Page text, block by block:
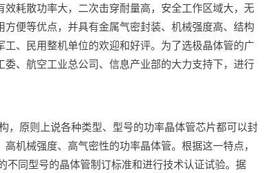
耗散功率大，二次击穿耐量高，安全工作区域大，无
便等优点，并具有金属气密封装、机械强度高、结构
、民用整机单位的欢迎和好评。为了选极晶体管的广
、航空工业总公司、信息产业部的大力支持下，进行
，原则上说各种类型、型号的功率晶体管芯片都可以封
机械强度、高气密性的功率晶体管。根据这一特点，
不同型号的晶体管制订标准和进行技术认证试验。据